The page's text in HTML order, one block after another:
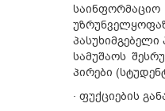
სამუშაოს
პირები
· ფუქციების